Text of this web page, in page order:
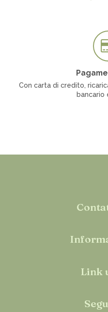
Con carta di credito,
bancario
Link